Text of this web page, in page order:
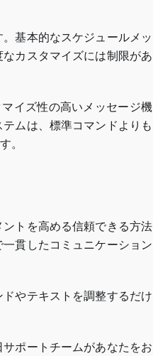
基本的なスケジュールメッ
カスタマイズには制限があ
イズ性の高いメッセージ機
ムは、標準コマンドよりも
。
トを高める信頼できる方法
貫したコミュニケーション
やテキストを調整するだけ
ポートチームがあなたをお